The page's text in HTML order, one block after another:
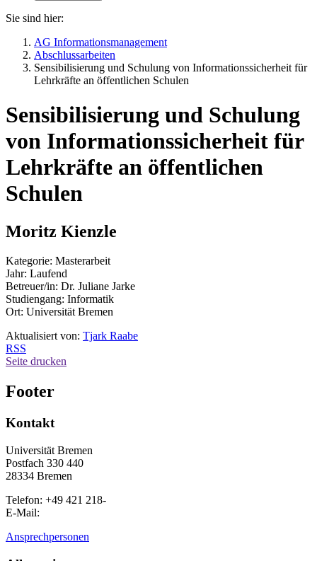
Sie sind hier:
AG Informationsmanagement
Abschlussarbeiten
Sensibilisierung und Schulung von Informationssicherheit für
Lehrkräfte an öffentlichen Schulen
Sensibilisierung und Schulung
von Informationssicherheit für
Lehrkräfte an öffentlichen
Schulen
Moritz Kienzle
Kategorie: Masterarbeit
Jahr: Laufend
Betreuer/in: Dr. Juliane Jarke
Studiengang: Informatik
Ort: Universität Bremen
Aktualisiert von: Tjark Raabe
RSS
Seite drucken
Footer
Kontakt
Universität Bremen
Postfach 330 440
28334 Bremen
Telefon: +49 421 218-
E-Mail:
Ansprechpersonen